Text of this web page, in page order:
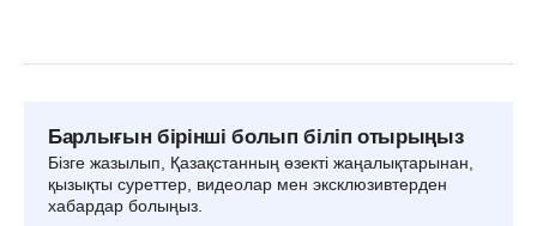
Барлығын бірінші болып біліп отырыңыз
Бізге жазылып, Қазақстанның өзекті жаңалықтарынан,
қызықты суреттер, видеолар мен эксклюзивтерден
хабардар болыңыз.